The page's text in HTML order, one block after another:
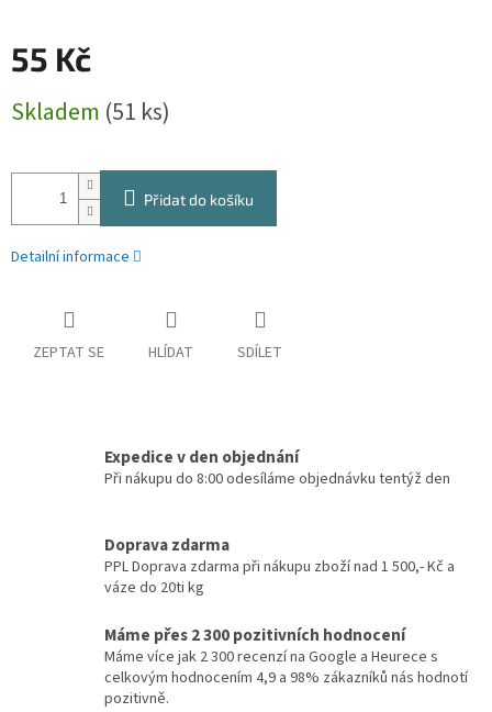
55 Kč
cena:
Skladem (51 ks)
Přidat do košíku
Detailní informace
ZEPTAT SE HLÍDAT SDÍLET
Expedice v den objednání
Při nákupu do 8:00 odesíláme objednávku tentýž den
Doprava zdarma
PPL Doprava zdarma při nákupu zboží nad 1 500,- Kč a
váze do 20ti kg
Máme přes 2 300 pozitivních hodnocení
Máme více jak 2 300 recenzí na Google a Heurece s
celkovým hodnocením 4,9 a 98% zákazníků nás hodnotí
pozitivně.